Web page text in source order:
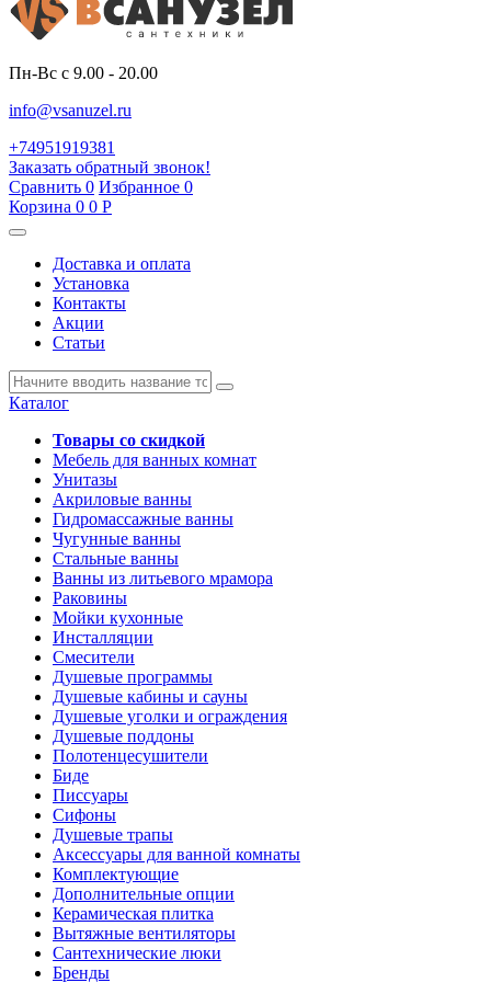
Пн-Вс с 9.00 - 20.00
info@vsanuzel.ru
+74951919381
Заказать обратный звонок!
Сравнить 0 Избранное 0
Корзина 0 0 Р
Доставка и оплата
Установка
Контакты
Акции
Статьи
Каталог
Товары со скидкой
Мебель для ванных комнат
Унитазы
Акриловые ванны
Гидромассажные ванны
Чугунные ванны
Стальные ванны
Ванны из литьевого мрамора
Раковины
Мойки кухонные
Инсталляции
Смесители
Душевые программы
Душевые кабины и сауны
Душевые уголки и ограждения
Душевые поддоны
Полотенцесушители
Биде
Писсуары
Сифоны
Душевые трапы
Аксессуары для ванной комнаты
Комплектующие
Дополнительные опции
Керамическая плитка
Вытяжные вентиляторы
Сантехнические люки
Бренды